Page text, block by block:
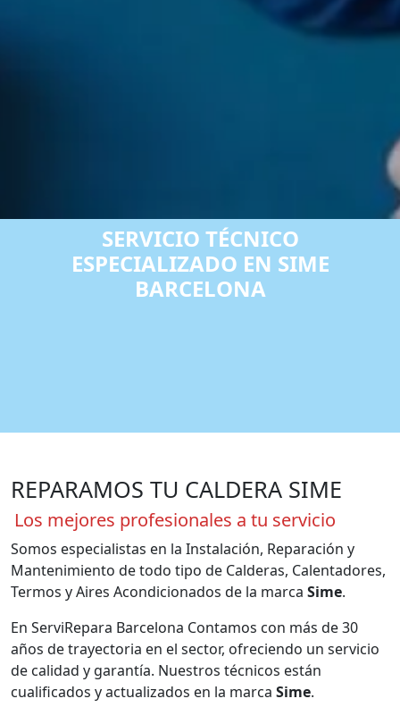
SERVICIO TÉCNICO
ESPECIALIZADO EN SIME
BARCELONA
REPARAMOS TU CALDERA SIME
Los mejores profesionales a tu servicio
Somos especialistas en la Instalación, Reparación y
Mantenimiento de todo tipo de Calderas, Calentadores,
Termos y Aires Acondicionados de la marca Sime.
En ServiRepara Barcelona Contamos con más de 30
años de trayectoria en el sector, ofreciendo un servicio
de calidad y garantía. Nuestros técnicos están
cualificados y actualizados en la marca Sime.